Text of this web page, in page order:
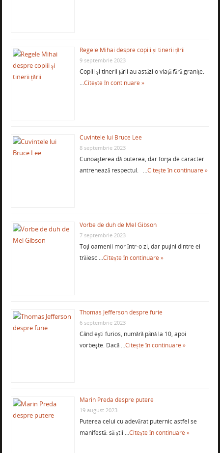
Regele Mihai despre copiii și tinerii țării
9 septembrie 2023
Copiii și tinerii țării au astăzi o viață fără granițe.
…Citește în continuare »
Cuvintele lui Bruce Lee
8 septembrie 2023
Cunoaşterea dă puterea, dar forţa de caracter
antrenează respectul. …Citește în continuare »
Vorbe de duh de Mel Gibson
7 septembrie 2023
Toţi oamenii mor într-o zi, dar puţini dintre ei
trăiesc …Citește în continuare »
Thomas Jefferson despre furie
6 septembrie 2023
Când eşti furios, numără până la 10, apoi
vorbeşte. Dacă …Citește în continuare »
Marin Preda despre putere
19 august 2023
Puterea celui cu adevărat puternic astfel se
manifestă: să știi …Citește în continuare »